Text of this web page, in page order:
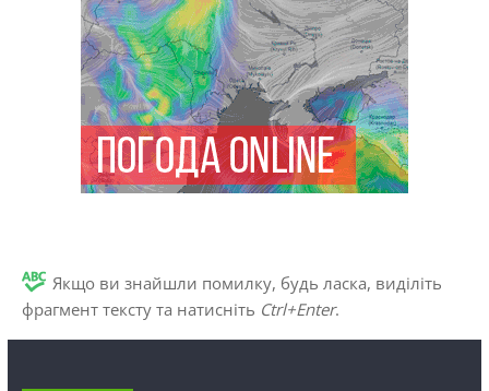
Якщо ви знайшли помилку, будь ласка, виділіть
фрагмент тексту та натисніть Ctrl+Enter.